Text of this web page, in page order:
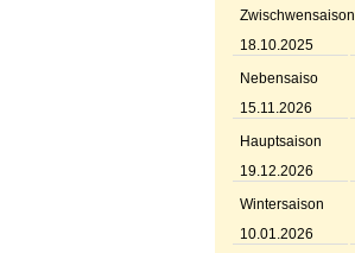
Zwischwensaison
18.10.2025
Nebensaiso
15.11.2026
Hauptsaison
19.12.2026
Wintersaison
10.01.2026